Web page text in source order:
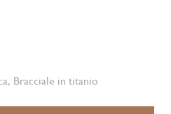
Bracciale in titanio